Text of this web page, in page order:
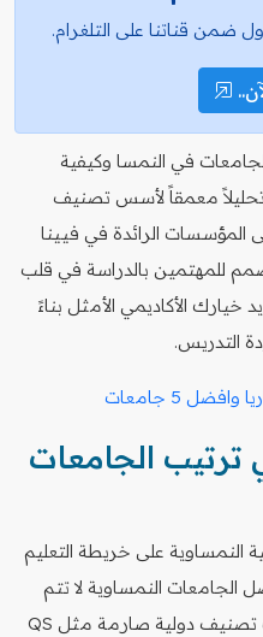
ضمن قناتنا على التلغرام.
في النمسا وكيفية
تحليلاً معمقاً لأسس تصنيف
المؤسسات الرائدة في فيينا
للمهتمين بالدراسة في قلب
الأكاديمي الأمثل بناءً
التدريس.
5 جامعات
ترتيب الجامعات
النمساوية على خريطة التعليم
الجامعات النمساوية لا تتم
بعشوائية، بل تعتمد على منظومات تصنيف دولية صارمة مثل QS